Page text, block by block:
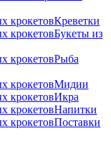
Креветки
Букеты из
Рыба
Мидии
Икра
Напитки
Поставки